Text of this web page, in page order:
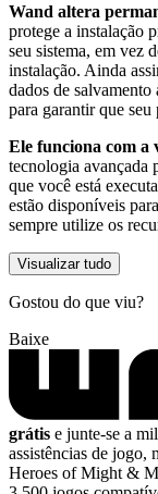
Wand altera
protege a instalação
seu sistema, em vez
instalação. Ainda
dados de
para garantir que seu
Ele funciona com a
tecnologia avançada
que você está
estão disponíveis
sempre utilize os
Visualizar tudo
Gostou do que viu?
Baixe
grátis e junte-se a
assistências de jogo,
Heroes of Might &